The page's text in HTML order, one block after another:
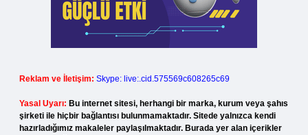
Reklam ve İletişim: Skype: live:.cid.575569c608265c69
Yasal Uyarı: Bu internet sitesi, herhangi bir marka, kurum veya şahıs
şirketi ile hiçbir bağlantısı bulunmamaktadır. Sitede yalnızca kendi
hazırladığımız makaleler paylaşılmaktadır. Burada yer alan içerikler